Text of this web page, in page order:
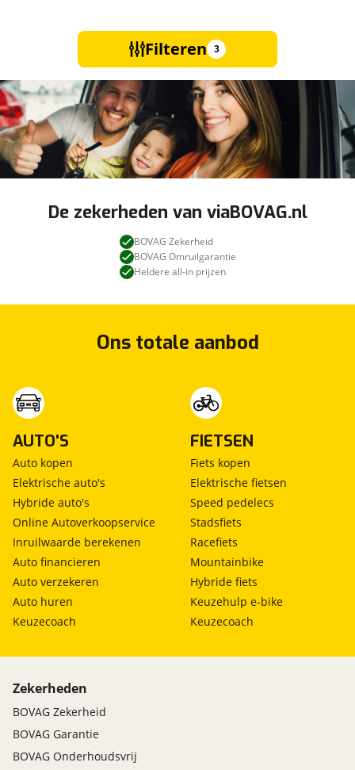
Filteren 3
De zekerheden van viaBOVAG.nl
BOVAG Zekerheid
BOVAG Omruilgarantie
Heldere all-in prijzen
Ons totale aanbod
AUTO'S
Auto kopen
Elektrische auto's
Hybride auto's
Online Autoverkoopservice
Inruilwaarde berekenen
Auto financieren
Auto verzekeren
Auto huren
Keuzecoach
FIETSEN
Fiets kopen
Elektrische fietsen
Speed pedelecs
Stadsfiets
Racefiets
Mountainbike
Hybride fiets
Keuzehulp e-bike
Keuzecoach
Zekerheden
BOVAG Zekerheid
BOVAG Garantie
BOVAG Onderhoudsvrij